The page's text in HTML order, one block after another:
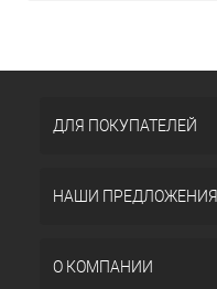
ДЛЯ ПОКУПАТЕЛЕЙ
НАШИ ПРЕДЛОЖЕНИЯ
О КОМПАНИИ